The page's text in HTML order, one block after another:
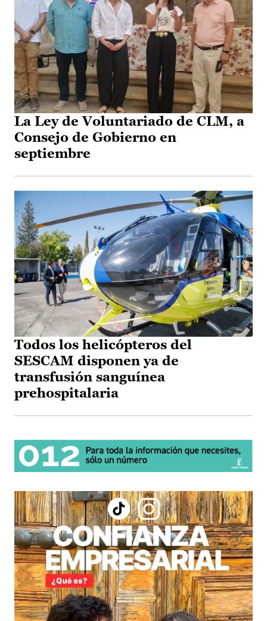
La Ley de Voluntariado de CLM, a
Consejo de Gobierno en
septiembre
Todos los helicópteros del
SESCAM disponen ya de
transfusión sanguínea
prehospitalaria